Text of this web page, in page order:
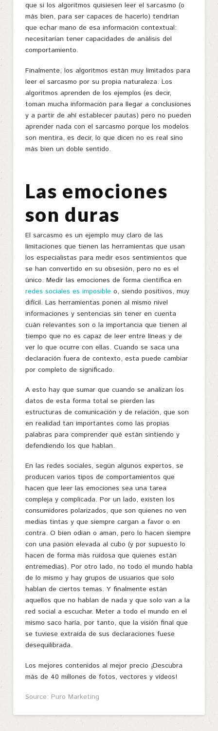
que si los algoritmos quisiesen leer el sarcasmo (o
más bien, para ser capaces de hacerlo) tendrían
que echar mano de esa información contextual:
necesitarían tener capacidades de análisis del
comportamiento.
Finalmente, los algoritmos están muy limitados para
leer el sarcasmo por su propia naturaleza. Los
algoritmos aprenden de los ejemplos (es decir,
toman mucha información para llegar a conclusiones
y a partir de ahí establecer pautas) pero no pueden
aprender nada con el sarcasmo porque los modelos
son mentira, es decir, lo que dicen no es real sino
más bien un doble sentido.
Las emociones
son duras
El sarcasmo es un ejemplo muy claro de las
limitaciones que tienen las herramientas que usan
los especialistas para medir esos sentimientos que
se han convertido en su obsesión, pero no es el
único. Medir las emociones de forma científica en
redes sociales es imposible o, siendo positivos, muy
difícil. Las herramientas ponen al mismo nivel
informaciones y sentencias sin tener en cuenta
cuán relevantes son o la importancia que tienen al
tiempo que no es capaz de leer entre líneas y de
ver lo que ocurre con ellas. Cuando se saca una
declaración fuera de contexto, esta puede cambiar
por completo de significado.
A esto hay que sumar que cuando se analizan los
datos de esta forma total se pierden las
estructuras de comunicación y de relación, que son
en realidad tan importantes como las propias
palabras para comprender qué están sintiendo y
defendiendo los que hablan.
En las redes sociales, según algunos expertos, se
producen varios tipos de comportamientos que
hacen que leer las emociones sea una tarea
compleja y complicada. Por un lado, existen los
consumidores polarizados, que son quienes no ven
medias tintas y que siempre cargan a favor o en
contra. O bien odian o aman, pero lo hacen siempre
con una pasión elevada al cubo (y por supuesto lo
hacen de forma más ruidosa que quienes están
entremedias). Por otro lado, no todo el mundo habla
de lo mismo y hay grupos de usuarios que solo
hablan de ciertos temas. Y finalmente están
aquellos que no hablan de nada y que solo van a la
red social a escuchar. Meter a todo el mundo en el
mismo saco haría, por tanto, que la visión final que
se tuviese extraída de sus declaraciones fuese
desequilibrada.
Los mejores contenidos al mejor precio ¡Descubra
más de 40 millones de fotos, vectores y vídeos!
Source: Puro Marketing